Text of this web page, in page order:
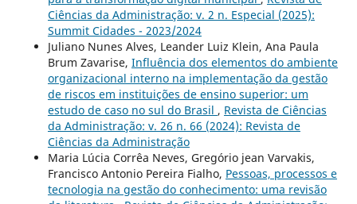
Ciências da Administração: v. 2 n. Especial (2025):
Summit Cidades - 2023/2024
Juliano Nunes Alves, Leander Luiz Klein, Ana Paula
Brum Zavarise, Influência dos elementos do ambiente
organizacional interno na implementação da gestão
de riscos em instituições de ensino superior: um
estudo de caso no sul do Brasil , Revista de Ciências
da Administração: v. 26 n. 66 (2024): Revista de
Ciências da Administração
Maria Lúcia Corrêa Neves, Gregório jean Varvakis,
Francisco Antonio Pereira Fialho, Pessoas, processos e
tecnologia na gestão do conhecimento: uma revisão